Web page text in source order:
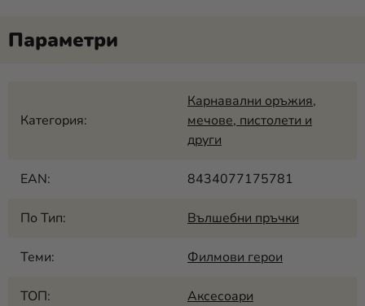
Категория:
Карнавални оръжия,
мечове, пистолети и
други
EAN: 8434077175781
По Тип: Вълшебни пръчки
Теми: Филмови герои
ТОП: Аксесоари